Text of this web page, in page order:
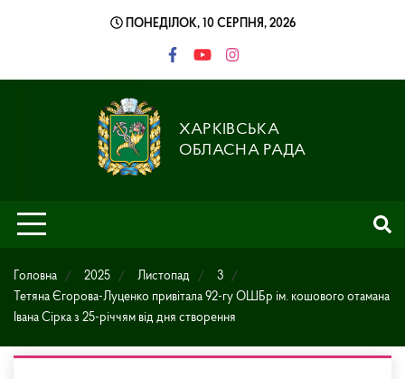
ПОНЕДІЛОК, 10 СЕРПНЯ, 2026
ХАРКІВСЬКА
ОБЛАСНА РАДА
Головна 2025 Листопад
3
Тетяна Єгорова-Луценко привітала 92-гу ОШБр ім. кошового отамана
Івана Сірка з 25-річчям від дня створення